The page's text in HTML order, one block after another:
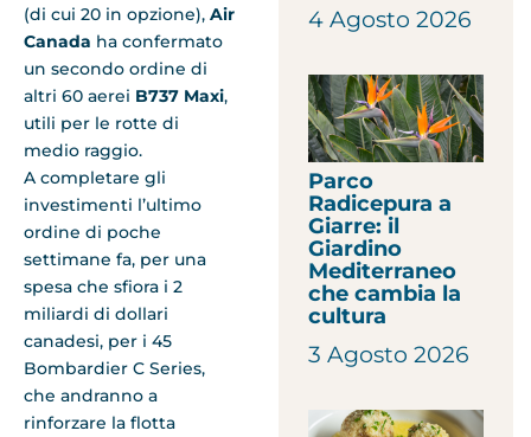
(di cui 20 in opzione), Air
Canada ha confermato
un secondo ordine di
altri 60 aerei B737 Maxi,
utili per le rotte di
medio raggio.
A completare gli
investimenti l’ultimo
ordine di poche
settimane fa, per una
spesa che sfiora i 2
miliardi di dollari
canadesi, per i 45
Bombardier C Series,
che andranno a
rinforzare la flotta
4 Agosto 2026
Parco
Radicepura a
Giarre: il
Giardino
Mediterraneo
che cambia la
cultura
3 Agosto 2026